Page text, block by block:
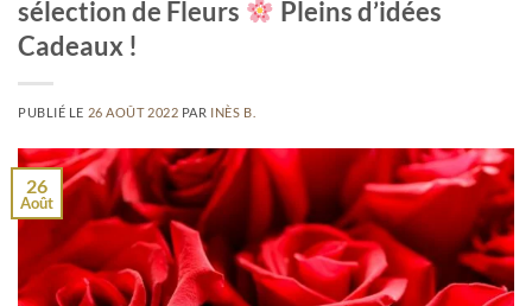
sélection de Fleurs
Pleins d’idées
Cadeaux !
PUBLIÉ LE 26 AOÛT 2022 PAR INÈS B.
26
Août